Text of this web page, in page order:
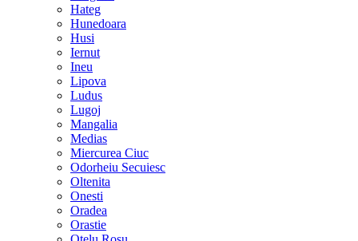
Hateg
Hunedoara
Husi
Iernut
Ineu
Lipova
Ludus
Lugoj
Mangalia
Medias
Miercurea Ciuc
Odorheiu Secuiesc
Oltenita
Onesti
Oradea
Orastie